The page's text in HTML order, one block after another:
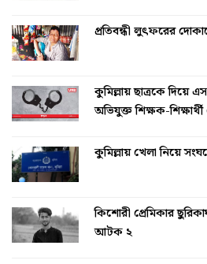
প্রতিবন্ধী লুৎফরের
কুমিল্লায় ছাত্রকে দিয়ে
অভিযুক্ত শিক্ষক-শিক্ষার্থী
কুমিল্লায় খেলা নিয়ে
কিশোরী প্রেমিকার
আটক ২